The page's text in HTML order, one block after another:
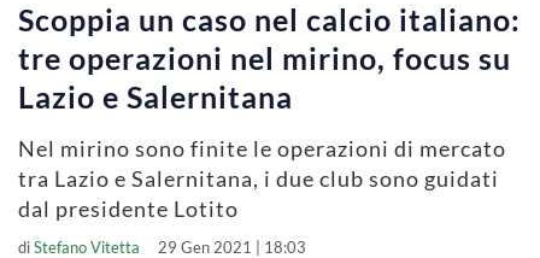
Scoppia un caso nel calcio italiano:
tre operazioni nel mirino, focus su
Lazio e Salernitana
Nel mirino sono finite le operazioni di mercato
tra Lazio e Salernitana, i due club sono guidati
dal presidente Lotito
diStefano Vitetta 29 Gen 2021 | 18:03